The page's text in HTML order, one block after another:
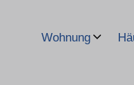
Wohnung